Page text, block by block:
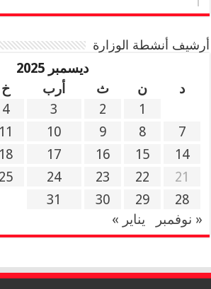
أرشيف أنشطة الوزارة
ديسمبر 2025
د
ن ث أرب خ
1
2
3
4
7
8
9
10
11
14
15
16
17
18
21
22
23
24
25
28
29
30
31
« نوفمبر
يناير »